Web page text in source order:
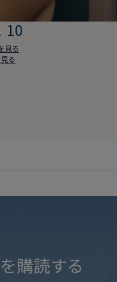
10
見る
る
購読する